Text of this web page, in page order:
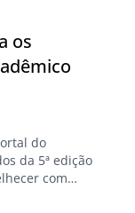
os
do
da 5ª edição
com